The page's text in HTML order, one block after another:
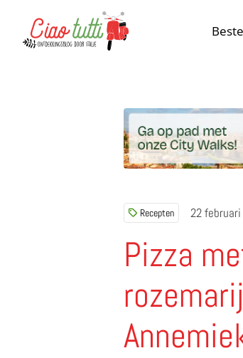
Recepten 22
Pizza